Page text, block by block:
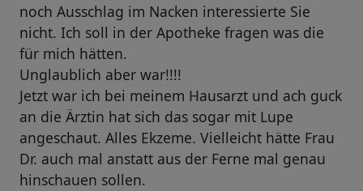
noch Ausschlag im Nacken interessierte Sie
nicht. Ich soll in der Apotheke fragen was die
für mich hätten.
Unglaublich aber war!!!!
Jetzt war ich bei meinem Hausarzt und ach guck
an die Ärztin hat sich das sogar mit Lupe
angeschaut. Alles Ekzeme. Vielleicht hätte Frau
Dr. auch mal anstatt aus der Ferne mal genau
hinschauen sollen.